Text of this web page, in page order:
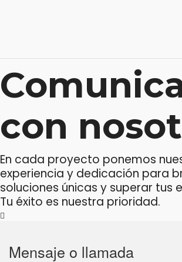
con
En cada proyecto ponemos
experiencia y dedicación para
soluciones únicas y superar tus
Tu éxito es nuestra prioridad.
Mensaje o llamada